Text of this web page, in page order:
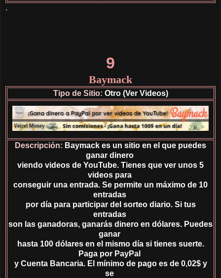
.
9
Baymack
Tipo de Sitio: Otro (Ver Videos)
Descripción: Baymack es un sitio en el que puedes
ganar dinero
viendo videos de YouTube. Tienes que ver unos 5
videos para
conseguir una entrada. Se permite un máximo de 10
entradas
por día para participar del sorteo diario. Si tus
entradas
son las ganadoras, ganarás dinero en dólares. Puedes
ganar
hasta 100 dólares en el mismo día si tienes suerte.
Paga por PayPal
y Cuenta Bancaria. El mínimo de pago es de 0,02$ y
se